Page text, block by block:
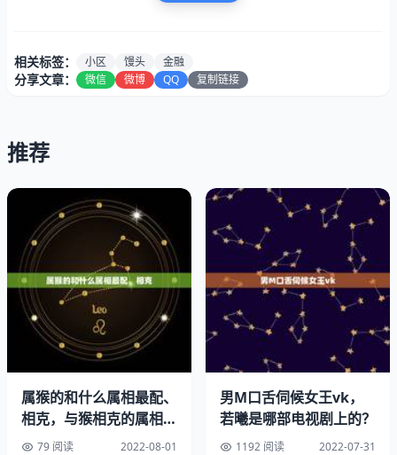
想要创业，建议您选择一个合适的创业项目，看自身是否具
备相关项目的资质，找对项目之后脚踏实地努力。当然创业
过程中资金也是需要考虑的问题，如果您启动资金有限，可
以通过的方式来解决。
推荐使用有钱花，有钱花是度小满金融旗下信贷品牌，面向
相关标签： 小区 馒头 金融
分享文章： 微信 微博 QQ 复制链接
推荐
属猴的和什么属相最配、
相克，与猴相克的属相与
猴相克的属相是什么
79 阅读 2022-08-01
男M口舌伺候女王vk，
若曦是哪部电视剧上的？
1192 阅读 2022-07-31